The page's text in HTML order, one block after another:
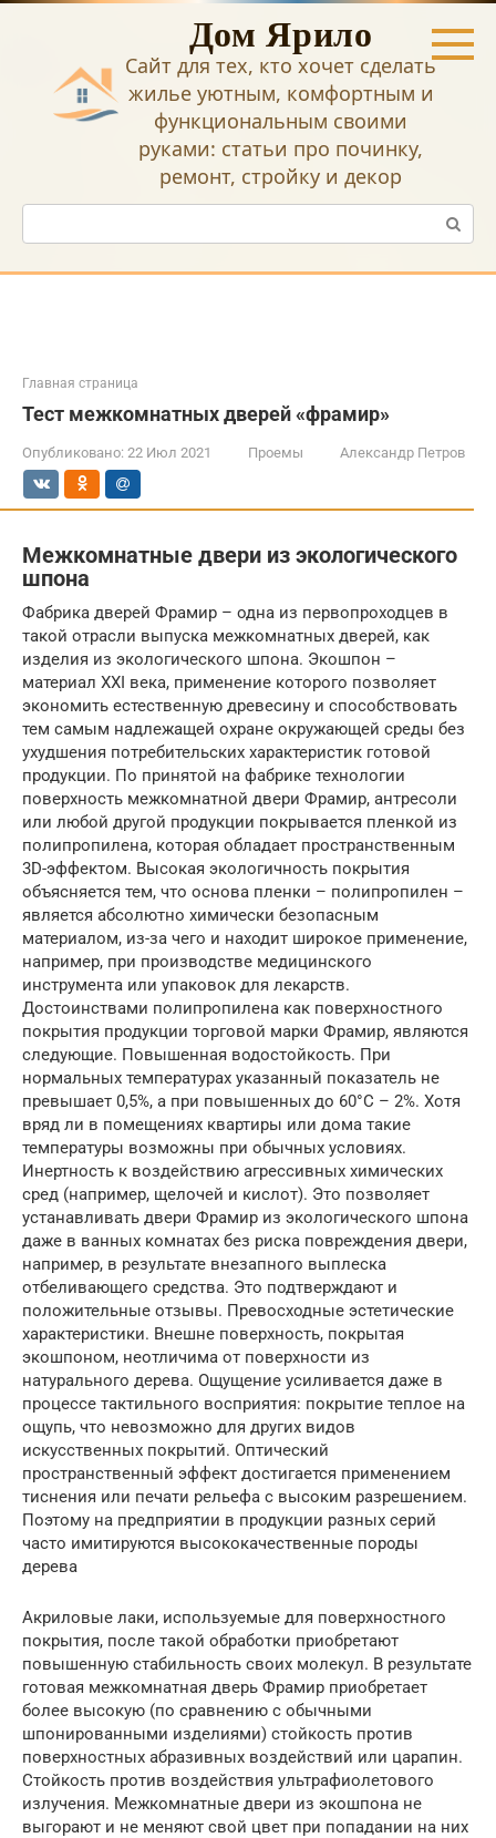
Перейти
Дом Ярило
Сайт для тех, кто хочет сделать
жилье уютным, комфортным и
функциональным своими
руками: статьи про починку,
ремонт, стройку и декор
Поиск:
Главная страница
Тест межкомнатных дверей «фрамир»
Опубликовано: 22 Июл 2021 Проемы Александр Петров
Межкомнатные двери из экологического
шпона
Фабрика дверей Фрамир – одна из первопроходцев в
такой отрасли выпуска межкомнатных дверей, как
изделия из экологического шпона. Экошпон –
материал XXI века, применение которого позволяет
экономить естественную древесину и способствовать
тем самым надлежащей охране окружающей среды без
ухудшения потребительских характеристик готовой
продукции. По принятой на фабрике технологии
поверхность межкомнатной двери Фрамир, антресоли
или любой другой продукции покрывается пленкой из
полипропилена, которая обладает пространственным
3D-эффектом. Высокая экологичность покрытия
объясняется тем, что основа пленки – полипропилен –
является абсолютно химически безопасным
материалом, из-за чего и находит широкое применение,
например, при производстве медицинского
инструмента или упаковок для лекарств.
Достоинствами полипропилена как поверхностного
покрытия продукции торговой марки Фрамир, являются
следующие. Повышенная водостойкость. При
нормальных температурах указанный показатель не
превышает 0,5%, а при повышенных до 60°С – 2%. Хотя
вряд ли в помещениях квартиры или дома такие
температуры возможны при обычных условиях.
Инертность к воздействию агрессивных химических
сред (например, щелочей и кислот). Это позволяет
устанавливать двери Фрамир из экологического шпона
даже в ванных комнатах без риска повреждения двери,
например, в результате внезапного выплеска
отбеливающего средства. Это подтверждают и
положительные отзывы. Превосходные эстетические
характеристики. Внешне поверхность, покрытая
экошпоном, неотличима от поверхности из
натурального дерева. Ощущение усиливается даже в
процессе тактильного восприятия: покрытие теплое на
ощупь, что невозможно для других видов
искусственных покрытий. Оптический
пространственный эффект достигается применением
тиснения или печати рельефа с высоким разрешением.
Поэтому на предприятии в продукции разных серий
часто имитируются высококачественные породы
дерева
Акриловые лаки, используемые для поверхностного
покрытия, после такой обработки приобретают
повышенную стабильность своих молекул. В результате
готовая межкомнатная дверь Фрамир приобретает
более высокую (по сравнению с обычными
шпонированными изделиями) стойкость против
поверхностных абразивных воздействий или царапин.
Стойкость против воздействия ультрафиолетового
излучения. Межкомнатные двери из экошпона не
выгорают и не меняют свой цвет при попадании на них